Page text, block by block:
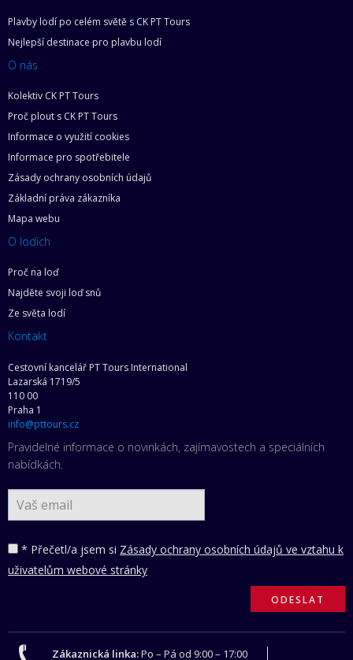
Plavby lodí po celém světě s CK PT Tours
Nejlepší destinace pro plavbu lodí
O nás
Kolektiv CK PT Tours
Proč plout s CK PT Tours
Informace o využití cookies
Informace pro spotřebitele
Zásady ochrany osobních údajů
Základní práva zákazníka
Mapa webu
O lodích
Proč na loď
Najděte svoji loď snů
Ze světa lodí
Kontakt
Cestovní kancelář PT Tours International
Lazarská 1719/5
110 00
Praha 1
info@pttours.cz
Pravidelné informace o novinkách, zajímavostech a speciálních
nabídkách.
* Přečetl/a jsem si Zásady ochrany osobních údajů ve vztahu k
uživatelům webové stránky
Zákaznická linka:Po – Pá od 9:00 – 17:00